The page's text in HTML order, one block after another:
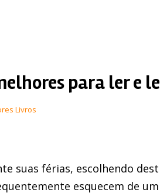
para ler e
Livros
suas férias, escolhendo
esquecem de